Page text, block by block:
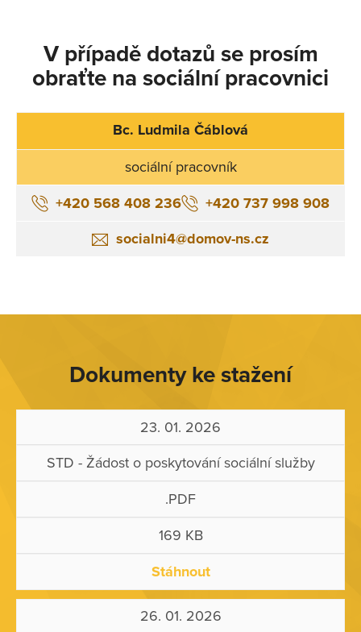
V případě dotazů se prosím
obraťte na sociální pracovnici
Bc. Ludmila Čáblová
sociální pracovník
+420 568 408 236 +420 737 998 908
socialni4@domov-ns.cz
Dokumenty ke stažení
23. 01. 2026
STD - Žádost o poskytování sociální služby
.PDF
169 KB
Stáhnout
26. 01. 2026